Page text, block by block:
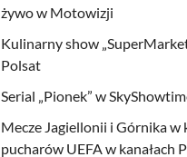
żywo w Motowizji
Kulinarny show
Polsat
Serial „Pionek” w
Mecze Jagiellonii i Górnika w
pucharów UEFA w kanałach